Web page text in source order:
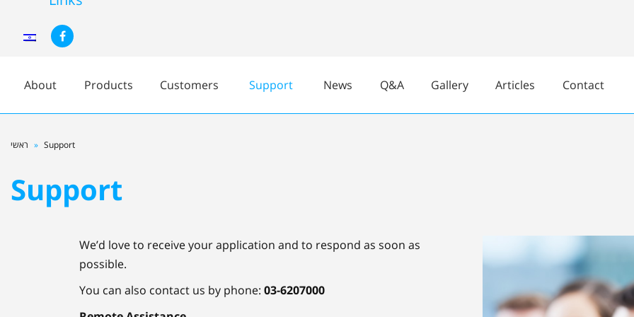
About
Products Customers Support News Q&A Gallery Articles Contact
ראשי » Support
Support
We’d love to receive your application and to respond as soon as
possible.
You can also contact us by phone: 03-6207000